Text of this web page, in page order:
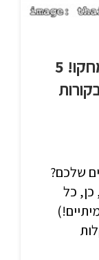
כתבתם בקורות החיים? תמחקו! 5
שלכם?
כל